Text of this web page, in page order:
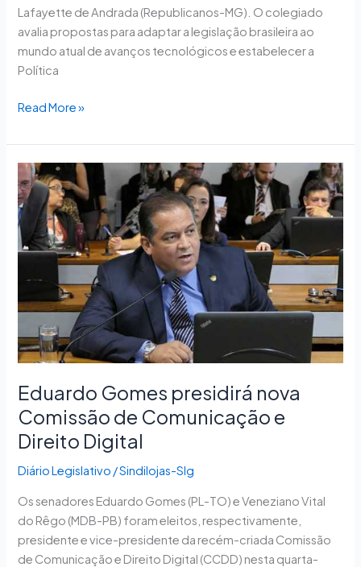
Lafayette de Andrada (Republicanos-MG). O colegiado
avalia propostas para adaptar a legislação brasileira ao
mundo atual de avanços tecnológicos e estabelecer a
Política
Read More »
Eduardo Gomes presidirá nova
Comissão de Comunicação e
Direito Digital
Diário Legislativo /Sindilojas-Slg
Os senadores Eduardo Gomes (PL-TO) e Veneziano Vital
do Rêgo (MDB-PB) foram eleitos, respectivamente,
presidente e vice-presidente da recém-criada Comissão
de Comunicação e Direito Digital (CCDD) nesta quarta-
Eduardo
Gomes
presidirá
nova
Comissão
Comunicação
e
Direito
Digital